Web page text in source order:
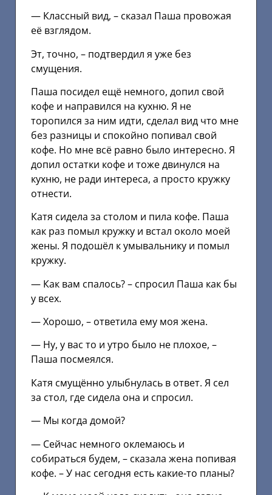
— Классный вид, – сказал Паша провожая
её взглядом.
Эт, точно, – подтвердил я уже без
смущения.
Паша посидел ещё немного, допил свой
кофе и направился на кухню. Я не
торопился за ним идти, сделал вид что мне
без разницы и спокойно попивал свой
кофе. Но мне всё равно было интересно. Я
допил остатки кофе и тоже двинулся на
кухню, не ради интереса, а просто кружку
отнести.
Катя сидела за столом и пила кофе. Паша
как раз помыл кружку и встал около моей
жены. Я подошёл к умывальнику и помыл
кружку.
— Как вам спалось? – спросил Паша как бы
у всех.
— Хорошо, – ответила ему моя жена.
— Ну, у вас то и утро было не плохое, –
Паша посмеялся.
Катя смущённо улыбнулась в ответ. Я сел
за стол, где сидела она и спросил.
— Мы когда домой?
— Сейчас немного оклемаюсь и
собираться будем, – сказала жена попивая
кофе. – У нас сегодня есть какие-то планы?